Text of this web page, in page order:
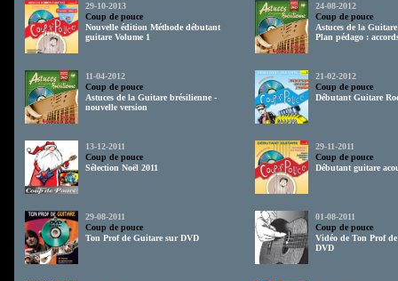
29-10-2013
Coup de pouce
Nouvelle édition Méthode débutant
guitare Volume 1
24-08-2012
Coup de pouce
Astuces de la
Plan pédago :
11-04-2012
Coup de pouce
Astuces de la Guitare brésilienne -
nouvelle version
21-02-2012
Coup de pouce
Débutant Guitare
13-12-2011
Coup de pouce
Sélection Noël 2011
29-11-2011
Coup de pouce
Débutant guitare
29-08-2011
Coup de pouce
Ton Prof de Guitare sur DVD
01-08-2011
Coup de pouce
Vidéo de Ton Prof
DVD